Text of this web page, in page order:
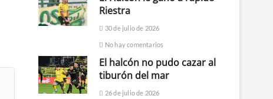
Riestra
30 de julio de 2026
No hay comentarios
El halcón no pudo cazar al
tiburón del mar
26 de julio de 2026